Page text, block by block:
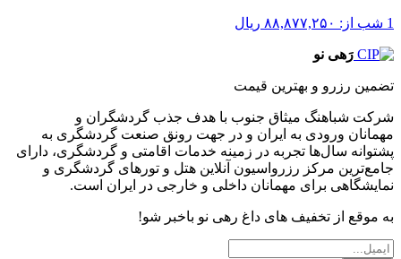
1 شب از: ۸۸,۸۷۷,۲۵۰ ریال
رَهی نو
تضمین رزرو و بهترین قیمت
شرکت شباهنگ میثاق جنوب با هدف جذب گردشگران و
مهمانان ورودی به ایران و در جهت رونق صنعت گردشگری به
پشتوانه سال‌ها تجربه در زمینه خدمات اقامتی و گردشگری، دارای
جامع‌ترین مرکز رزرواسیون آنلاین هتل و تورهای گردشگری و
نمایشگاهی برای مهمانان داخلی و خارجی در ایران است.
به موقع از تخفیف های داغ رهی نو باخبر شو!